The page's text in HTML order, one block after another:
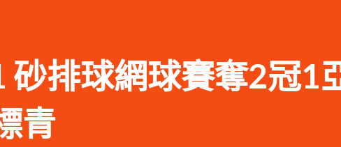
砂排球網球賽奪2冠1
青